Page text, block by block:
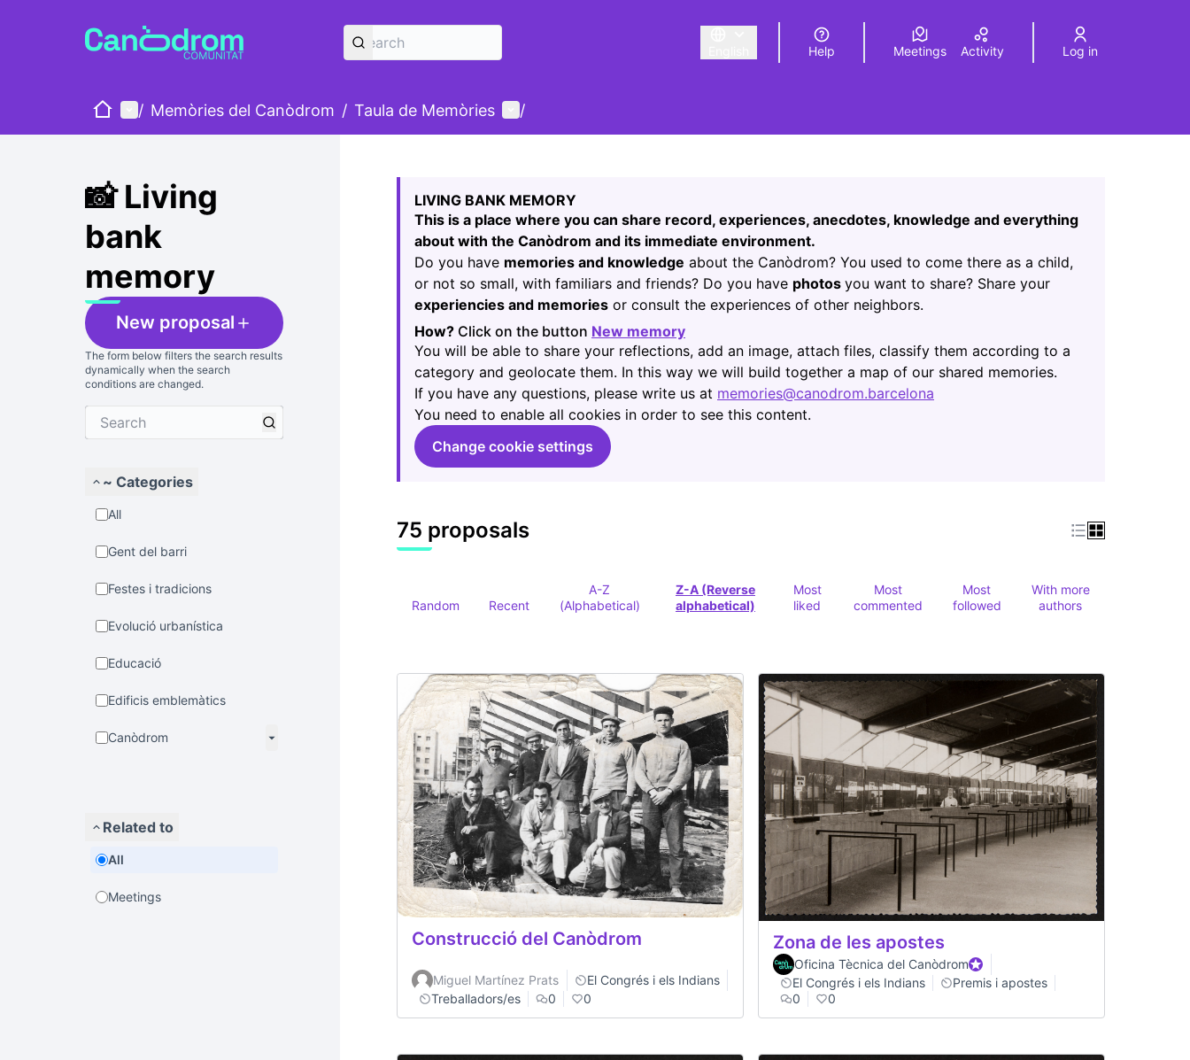
Triar la llengua Elegir el idiomaChoose language
Help Meetings Activity Log in
HomeMain menu
/ Memòries del Canòdrom / Taula de Memòries User menu
/
📸 Living
bank
memory
New proposal
The form below filters the search results
dynamically when the search
conditions are changed.
~ Categories
All
Gent del barri
Festes i tradicions
Evolució urbanística
Educació
Edificis emblemàtics
Canòdrom
Related to
All
Meetings
24
LIVING BANK MEMORY
This is a place where you can share record, experiences, anecdotes, knowledge and everything
about with the Canòdrom and its immediate environment.
Do you have memories and knowledge about the Canòdrom? You used to come there as a child,
or not so small, with familiars and friends? Do you have photos you want to share? Share your
experiencies and memories or consult the experiences of other neighbors.
How? Click on the button New memory
(Opens in new tab)
You will be able to share your reflections, add an image, attach files, classify them according to a
category and geolocate them. In this way we will build together a map of our shared memories.
If you have any questions, please write us at memories@canodrom.barcelona
You need to enable all cookies in order to see this content.
Change cookie settings
75 proposals
Random Recent
A-Z
(Alphabetical)
Z-A (Reverse
alphabetical)
Most
liked
Most
commented
Most
followed
With more
authors
Construcció del Canòdrom
Miguel Martínez Prats
El Congrés i els Indians
Treballadors/es
0 0
Zona de les apostes
Oficina Tècnica del CanòdromOfficial participant
El Congrés i els Indians
Premis i apostes
0
0